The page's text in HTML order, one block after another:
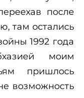
после
там остались
1992 года
моим
пришлось
возможность